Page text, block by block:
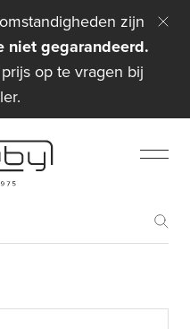
zijn
niet gegarandeerd.
op te vragen bij